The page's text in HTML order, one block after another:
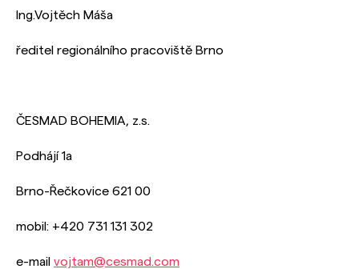
Ing.Vojtěch Máša
ředitel regionálního pracoviště Brno
ČESMAD BOHEMIA, z.s.
Podhájí 1a
Brno-Řečkovice 621 00
mobil: +420 731 131 302
e-mail vojtam@cesmad.com